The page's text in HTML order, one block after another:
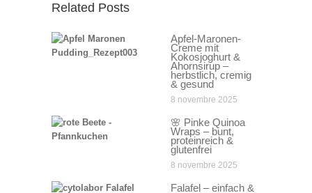
Related Posts
Apfel-Maronen-
Creme mit
Kokosjoghurt &
Ahornsirup –
herbstlich, cremig
& gesund
8 novembre 2025
🌸 Pinke Quinoa
Wraps – bunt,
proteinreich &
glutenfrei
8 novembre 2025
Falafel – einfach &